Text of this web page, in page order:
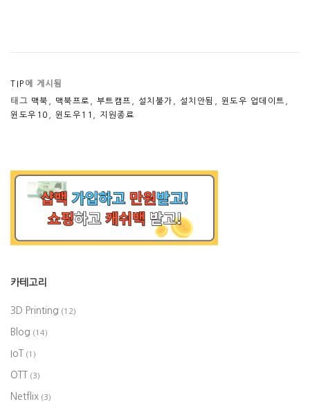
TIP 에 게시됨
태그 맥북 맥북프로 부트캠프 설치불가 설치안됨 윈도우 업데이트
윈도우10
윈도우11 지원종료
카테고리
3D Printing (12)
Blog (14)
IoT (1)
OTT (3)
Netflix (3)